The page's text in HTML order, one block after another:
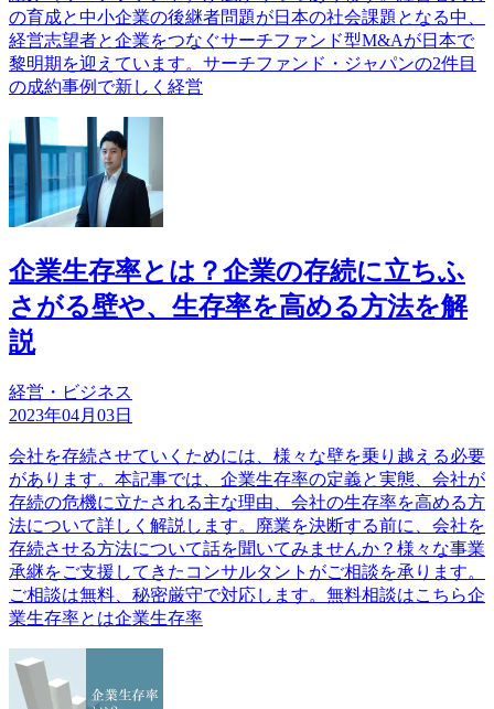
の育成と中小企業の後継者問題が日本の社会課題となる中、
経営志望者と企業をつなぐサーチファンド型M&Aが日本で
黎明期を迎えています。サーチファンド・ジャパンの2件目
の成約事例で新しく経営
企業生存率とは？企業の存続に立ちふ
さがる壁や、生存率を高める方法を解
説
経営・ビジネス
2023年04月03日
会社を存続させていくためには、様々な壁を乗り越える必要
があります。本記事では、企業生存率の定義と実態、会社が
存続の危機に立たされる主な理由、会社の生存率を高める方
法について詳しく解説します。廃業を決断する前に、会社を
存続させる方法について話を聞いてみませんか？様々な事業
承継をご支援してきたコンサルタントがご相談を承ります。
ご相談は無料、秘密厳守で対応します。無料相談はこちら企
業生存率とは企業生存率